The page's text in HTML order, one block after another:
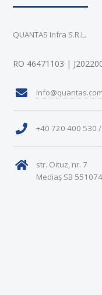
QUANTAS Infra S.R.L.
RO 46471103 |
+40 720 400 530
str. Oituz, nr. 7
Mediaș SB 551074